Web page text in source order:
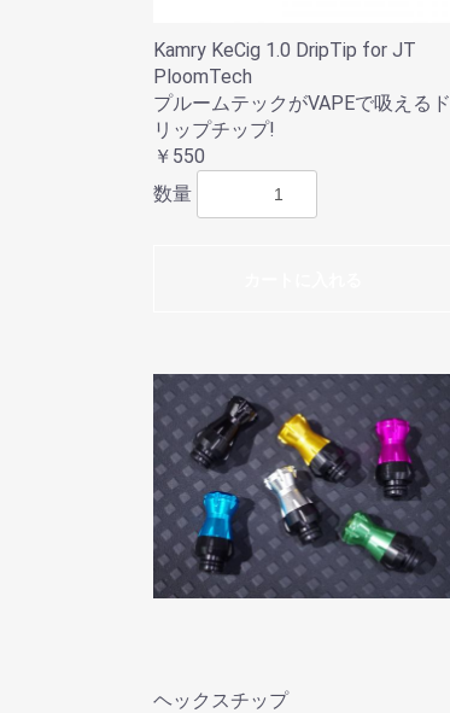
Kamry KeCig 1.0 DripTip for JT
PloomTech
プルームテックがVAPEで吸えるド
リップチップ!
￥550
数量
ヘックスチップ